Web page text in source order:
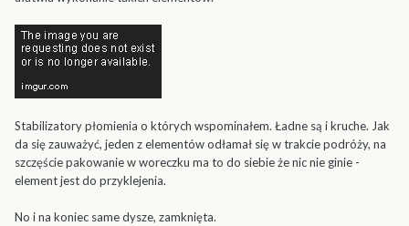
Stabilizatory płomienia o których wspominałem. Ładne są i kruche. Jak
da się zauważyć, jeden z elementów odłamał się w trakcie podróży, na
szczęście pakowanie w woreczku ma to do siebie że nic nie ginie -
element jest do przyklejenia.
No i na koniec same dysze, zamknięta.